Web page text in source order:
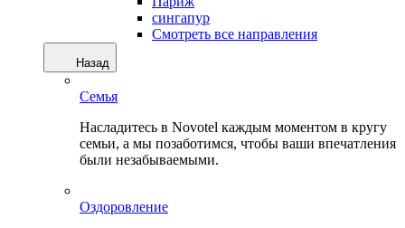
сингапур
Смотреть все направления
Назад
Семья
Насладитесь в Novotel каждым моментом в кругу
семьи, а мы позаботимся, чтобы ваши впечатления
были незабываемыми.
Оздоровление